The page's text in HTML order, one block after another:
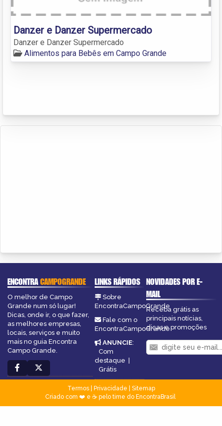
Danzer e Danzer Supermercado
Danzer e Danzer Supermercado
Alimentos para Bebês em Campo Grande
ENCONTRACAMPOGRANDE
O melhor de Campo
Grande num só lugar!
Dicas, onde ir, o que fazer,
as melhores empresas,
locais, serviços e muito
mais no guia Encontra
Campo Grande.
LINKS RÁPIDOS
Sobre
EncontraCampoGrande
Fale com o
EncontraCampoGrande
ANUNCIE:
Com
destaque |
Grátis
NOVIDADES POR E-
MAIL
Receba grátis as
principais notícias,
dicas e promoções
Termos| Privacidade
Sitemap
Criado com ❤️ e ☕ pelo time do EncontraBrasil